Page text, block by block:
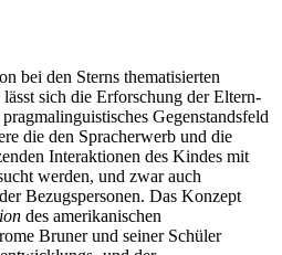
bei den Sterns thematisierten
sich die Erforschung der Eltern-
Gegenstandsfeld
die den Spracherwerb und die
Interaktionen des Kindes mit
werden, und zwar auch
Bezugspersonen. Das Konzept
des amerikanischen
Bruner und seiner Schüler